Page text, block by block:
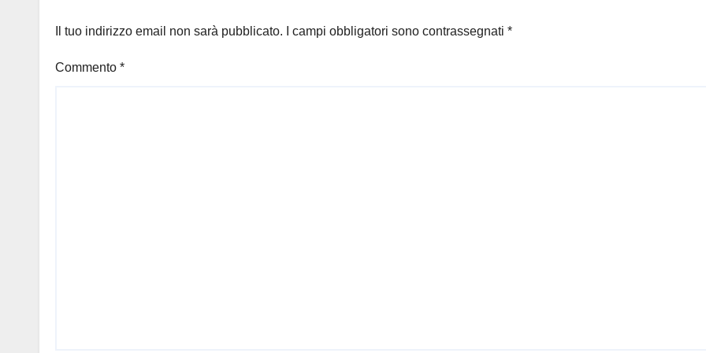
Il tuo indirizzo email non sarà pubblicato. I campi obbligatori sono contrassegnati *
Commento *